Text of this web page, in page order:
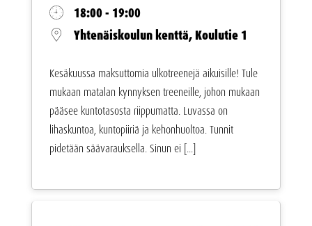
18:00 - 19:00
Yhtenäiskoulun kenttä, Koulutie 1
Kesäkuussa maksuttomia ulkotreenejä aikuisille! Tule
mukaan matalan kynnyksen treeneille, johon mukaan
pääsee kuntotasosta riippumatta. Luvassa on
lihaskuntoa, kuntopiiriä ja kehonhuoltoa. Tunnit
pidetään säävarauksella. Sinun ei [...]